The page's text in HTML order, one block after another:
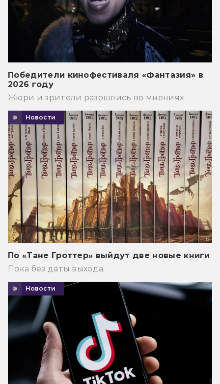
Победители кинофестиваля «Фантазия» в
2026 году
Жюри и зрители разошлись во мнениях
Новости
По «Тане Гроттер» выйдут две новые книги
Пока без даты выхода.
Новости